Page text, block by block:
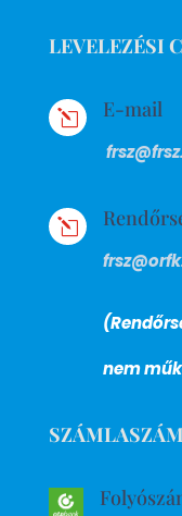
LEVELEZÉSI
l E-mail
l
nem